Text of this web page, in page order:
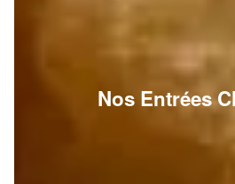
Nos Entrées